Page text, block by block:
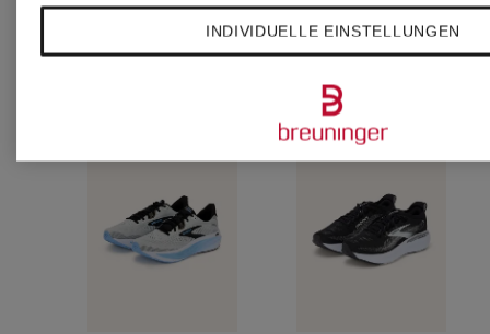
INDIVIDUELLE EINSTELLUNGEN